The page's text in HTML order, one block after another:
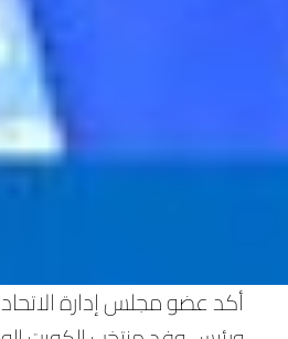
أكد عضو مجلس إدارة